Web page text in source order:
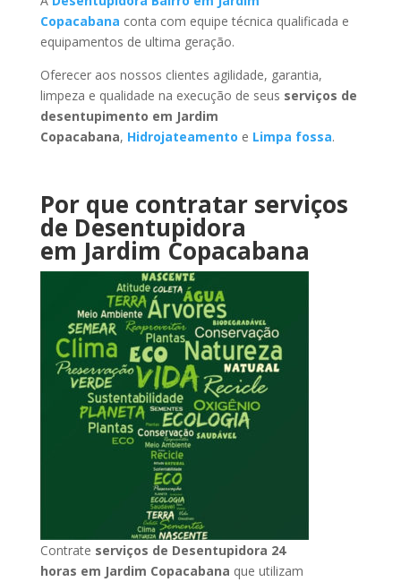
Copacabana conta com equipe técnica qualificada e
equipamentos de ultima geração.
Oferecer aos nossos clientes agilidade, garantia,
limpeza e qualidade na execução de seus serviços de
desentupimento em Jardim
Copacabana, Hidrojateamento e Limpa fossa.
Por que contratar serviços
de Desentupidora
em Jardim Copacabana
Contrate serviços de Desentupidora 24
horas em Jardim Copacabana que utilizam